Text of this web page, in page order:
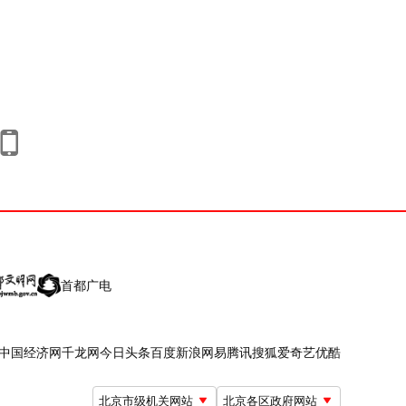
首都广电
国经济网千龙网今日头条百度新浪网易腾讯搜狐爱奇艺优酷
北京市级机关网站 北京各区政府网站